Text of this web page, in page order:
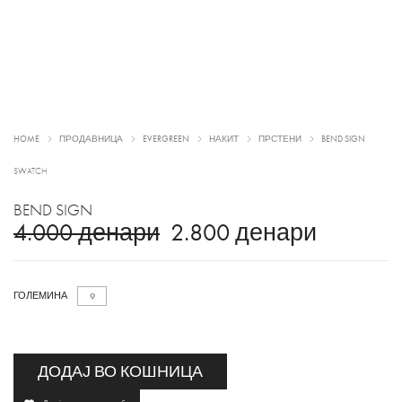
HOME ПРОДАВНИЦА EVERGREEN НАКИТ ПРСТЕНИ BEND SIGN
SWATCH
BEND SIGN
4.000денари 2.800 денари
ГОЛЕМИНА 9
ДОДАЈ ВО КОШНИЦА